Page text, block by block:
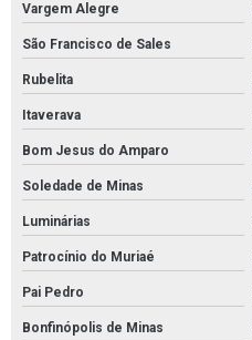
Vargem Alegre
São Francisco de Sales
Rubelita
Itaverava
Bom Jesus do Amparo
Soledade de Minas
Luminárias
Patrocínio do Muriaé
Pai Pedro
Bonfinópolis de Minas